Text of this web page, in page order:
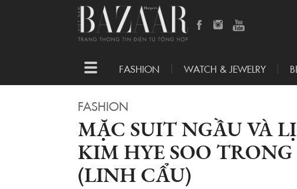
Toggle
navigation
FASHION WATCH & JEWELRY
FASHION
MẶC SUIT NGẦU VÀ
KIM HYE SOO
(LINH CẨU)